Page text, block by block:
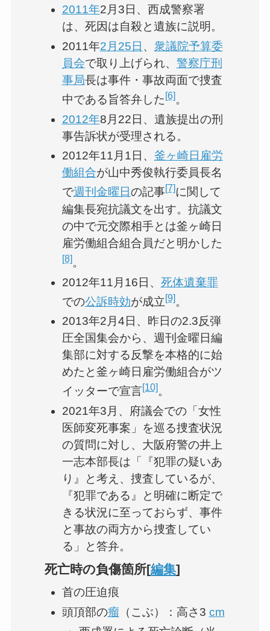
2011年2月3日、西成警察署
は、死因は自殺と遺族に説明。
2011年2月25日 、 衆議院予算委
員会で取り上げられ、 警察庁刑
事局長は事件・事故両面で捜査
中である旨答弁した [6]。
2012年8月22日、遺族提出の刑
事告訴状が受理される。
2012年11月1日、 釜ヶ崎日雇労
働組合が山中秀俊執行委員長名
で週刊金曜日の記事[7]に関して
編集長宛抗議文を出す。抗議文
の中で元交際相手とは釜ヶ崎日
雇労働組合組合員だと明かした
[8]。
2012年11月16日、 死体遺棄罪
での公訴時効が成立 [9]。
2013年2月4日、昨日の2.3反弾
圧全国集会から、週刊金曜日編
集部に対する反撃を本格的に始
めたと釜ヶ崎日雇労働組合がツ
イッターで宣言[10] 。
2021年3月、府議会での「女性
医師変死事案」を巡る捜査状況
の質問に対し、大阪府警の井上
一志本部長は「『犯罪の疑いあ
り』と考え、捜査しているが、
『犯罪である』と明確に断定で
きる状況に至っておらず、事件
と事故の両方から捜査してい
る」と答弁。
死亡時の負傷箇所[編集]
首の圧迫痕
頭頂部の瘤（こぶ）：高さ3 cm